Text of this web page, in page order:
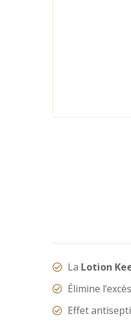
La Lotion
Élimine
Effet